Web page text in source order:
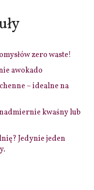
zero waste!
awokado
– idealne na
kwaśny lub
Jedynie jeden